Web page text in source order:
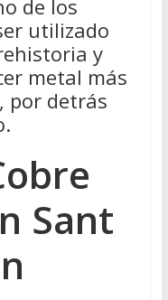
de los
utilizado
y
metal más
por detrás
Sant